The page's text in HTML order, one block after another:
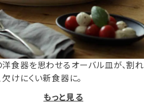
食器を思わせるオーバル皿が、割れ
欠けにくい新食器に。
もっと見る